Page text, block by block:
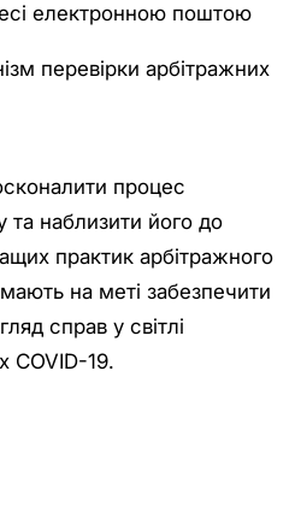
електронною поштою
перевірки арбітражних
процес
та наблизити його до
практик арбітражного
на меті забезпечити
справ у світлі
COVID-19.